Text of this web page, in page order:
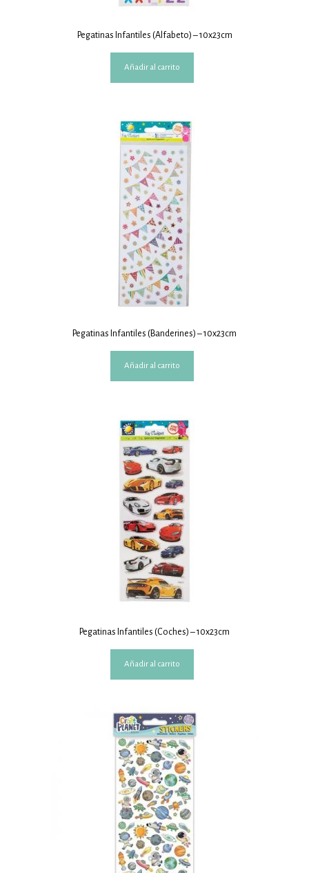
Pegatinas Infantiles (Alfabeto) – 10x23cm
Añadir al carrito
Pegatinas Infantiles (Banderines) – 10x23cm
Añadir al carrito
Pegatinas Infantiles (Coches) – 10x23cm
Añadir al carrito